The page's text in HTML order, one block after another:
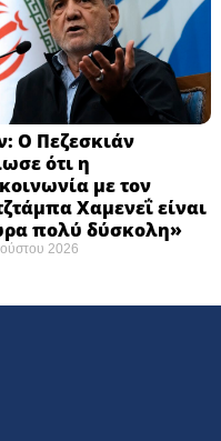
Ο Πεζεσκιάν
ότι η
με τον
Χαμενεΐ είναι
πολύ δύσκολη»
2026